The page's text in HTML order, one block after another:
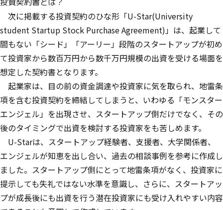
次に掲載する投資契約のひな形「U-Star(University
student Startup Stock Purchase Agreement)」は、起業して
間もない「シード」「アーリー」段階のスタートアップが初め
て投資家から数百万円から数千万円規模の出資を受ける場面を
想定した契約書となります。
起業家は、目の前の資金調達や投資家に気を取られ、地雷条
項を含む投資契約を締結してしまうと、いわゆる「モンスター
エンジェル」を出現させ、スタートアップ側だけでなく、その
後のタイミングで出資を検討する投資家をも苦しめます。
U-Starは、スタートアップ経験者、支援者、大学関係者、
エンジェルが知恵を出し合い、過去の相談事例を参考に作成し
ました。スタートアップ側にとって地雷条項がなく、投資家に
提示しても失礼ではない水準を意識し、さらに、スタートアッ
プが成長後にも出資を行う潜在投資家にも受け入れやすい内容